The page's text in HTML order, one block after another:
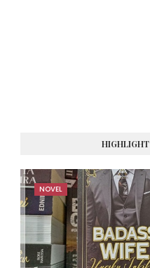
HIGHLIGHT
NOVEL